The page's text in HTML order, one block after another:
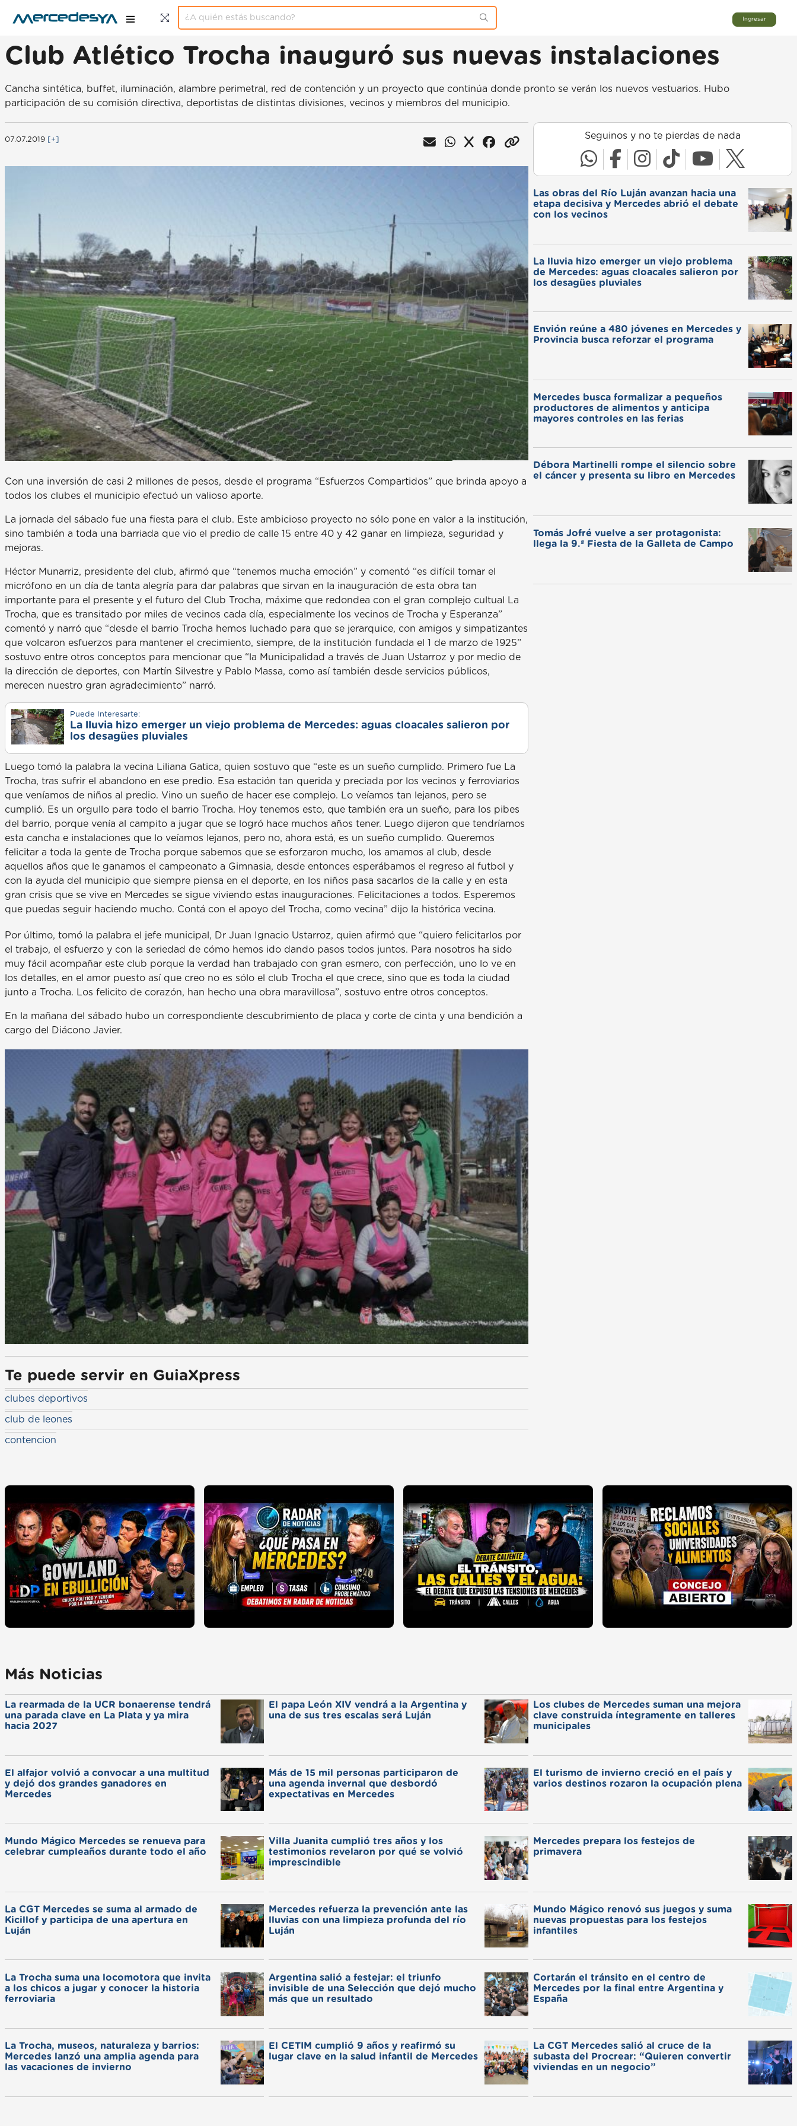
Ingresar
Club Atlético Trocha inauguró sus nuevas instalaciones
Cancha sintética, buffet, iluminación, alambre perimetral, red de contención y un proyecto que continúa donde pronto se verán los nuevos vestuarios. Hubo
participación de su comisión directiva, deportistas de distintas divisiones, vecinos y miembros del municipio.
07.07.2019 [+]
Con una inversión de casi 2 millones de pesos, desde el programa “Esfuerzos Compartidos” que brinda apoyo a
todos los clubes el municipio efectuó un valioso aporte.
La jornada del sábado fue una fiesta para el club. Este ambicioso proyecto no sólo pone en valor a la institución,
sino también a toda una barriada que vio el predio de calle 15 entre 40 y 42 ganar en limpieza, seguridad y
mejoras.
Héctor Munarriz, presidente del club, afirmó que “tenemos mucha emoción” y comentó “es difícil tomar el
micrófono en un día de tanta alegría para dar palabras que sirvan en la inauguración de esta obra tan
importante para el presente y el futuro del Club Trocha, máxime que redondea con el gran complejo cultual La
Trocha, que es transitado por miles de vecinos cada día, especialmente los vecinos de Trocha y Esperanza”
comentó y narró que “desde el barrio Trocha hemos luchado para que se jerarquice, con amigos y simpatizantes
que volcaron esfuerzos para mantener el crecimiento, siempre, de la institución fundada el 1 de marzo de 1925”
sostuvo entre otros conceptos para mencionar que “la Municipalidad a través de Juan Ustarroz y por medio de
la dirección de deportes, con Martín Silvestre y Pablo Massa, como así también desde servicios públicos,
merecen nuestro gran agradecimiento” narró.
Puede Interesarte:
La lluvia hizo emerger un viejo problema de Mercedes: aguas cloacales salieron por
los desagües pluviales
Luego tomó la palabra la vecina Liliana Gatica, quien sostuvo que “este es un sueño cumplido. Primero fue La
Trocha, tras sufrir el abandono en ese predio. Esa estación tan querida y preciada por los vecinos y ferroviarios
que veníamos de niños al predio. Vino un sueño de hacer ese complejo. Lo veíamos tan lejanos, pero se
cumplió. Es un orgullo para todo el barrio Trocha. Hoy tenemos esto, que también era un sueño, para los pibes
del barrio, porque venía al campito a jugar que se logró hace muchos años tener. Luego dijeron que tendríamos
esta cancha e instalaciones que lo veíamos lejanos, pero no, ahora está, es un sueño cumplido. Queremos
felicitar a toda la gente de Trocha porque sabemos que se esforzaron mucho, los amamos al club, desde
aquellos años que le ganamos el campeonato a Gimnasia, desde entonces esperábamos el regreso al futbol y
con la ayuda del municipio que siempre piensa en el deporte, en los niños pasa sacarlos de la calle y en esta
gran crisis que se vive en Mercedes se sigue viviendo estas inauguraciones. Felicitaciones a todos. Esperemos
que puedas seguir haciendo mucho. Contá con el apoyo del Trocha, como vecina” dijo la histórica vecina.
Por último, tomó la palabra el jefe municipal, Dr Juan Ignacio Ustarroz, quien afirmó que “quiero felicitarlos por
el trabajo, el esfuerzo y con la seriedad de cómo hemos ido dando pasos todos juntos. Para nosotros ha sido
muy fácil acompañar este club porque la verdad han trabajado con gran esmero, con perfección, uno lo ve en
los detalles, en el amor puesto así que creo no es sólo el club Trocha el que crece, sino que es toda la ciudad
junto a Trocha. Los felicito de corazón, han hecho una obra maravillosa”, sostuvo entre otros conceptos.
En la mañana del sábado hubo un correspondiente descubrimiento de placa y corte de cinta y una bendición a
cargo del Diácono Javier.
Te puede servir en GuiaXpress
clubes deportivos
club de leones
contencion
Seguinos y no te pierdas de nada
Las obras del Río Luján avanzan hacia una
etapa decisiva y Mercedes abrió el debate
con los vecinos
La lluvia hizo emerger un viejo problema
de Mercedes: aguas cloacales salieron por
los desagües pluviales
Envión reúne a 480 jóvenes en Mercedes y
Provincia busca reforzar el programa
Mercedes busca formalizar a pequeños
productores de alimentos y anticipa
mayores controles en las ferias
Débora Martinelli rompe el silencio sobre
el cáncer y presenta su libro en Mercedes
Tomás Jofré vuelve a ser protagonista:
llega la 9.ª Fiesta de la Galleta de Campo
Más Noticias
La rearmada de la UCR bonaerense tendrá
una parada clave en La Plata y ya mira
hacia 2027
El papa León XIV vendrá a la Argentina y
una de sus tres escalas será Luján
Los clubes de Mercedes suman una mejora
clave construida íntegramente en talleres
municipales
El alfajor volvió a convocar a una multitud
y dejó dos grandes ganadores en
Mercedes
Más de 15 mil personas participaron de
una agenda invernal que desbordó
expectativas en Mercedes
El turismo de invierno creció en el país y
varios destinos rozaron la ocupación plena
Mundo Mágico Mercedes se renueva para
celebrar cumpleaños durante todo el año
Villa Juanita cumplió tres años y los
testimonios revelaron por qué se volvió
imprescindible
Mercedes prepara los festejos de
primavera
La CGT Mercedes se suma al armado de
Kicillof y participa de una apertura en
Luján
Mercedes refuerza la prevención ante las
lluvias con una limpieza profunda del río
Luján
Mundo Mágico renovó sus juegos y suma
nuevas propuestas para los festejos
infantiles
La Trocha suma una locomotora que invita
a los chicos a jugar y conocer la historia
ferroviaria
Argentina salió a festejar: el triunfo
invisible de una Selección que dejó mucho
más que un resultado
Cortarán el tránsito en el centro de
Mercedes por la final entre Argentina y
España
La Trocha, museos, naturaleza y barrios:
Mercedes lanzó una amplia agenda para
las vacaciones de invierno
El CETIM cumplió 9 años y reafirmó su
lugar clave en la salud infantil de Mercedes
La CGT Mercedes salió al cruce de la
subasta del Procrear: “Quieren convertir
viviendas en un negocio”